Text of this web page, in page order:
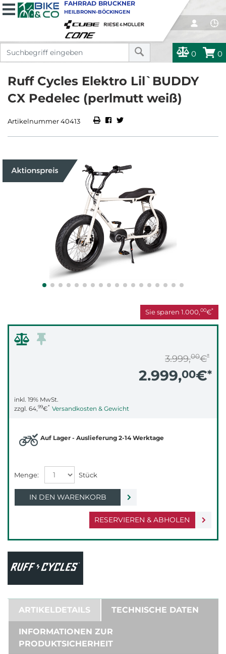
0 0
FAHRRAD BRUCKNER
HEILBRONN-BÖCKINGEN
Ruff Cycles Elektro Lil`BUDDY
CX Pedelec (perlmutt weiß)
Artikelnummer 40413
Sie sparen 1.000,00€*
3.999,00€*
2.999,00€*
inkl. 19% MwSt.
zzgl. 64,99€* Versandkosten & Gewicht
RESERVIEREN & ABHOLEN
Auf Lager - Auslieferung 2-14 Werktage
IN DEN WARENKORB
ARTIKELDETAILS TECHNISCHE DATEN
INFORMATIONEN ZUR
PRODUKTSICHERHEIT